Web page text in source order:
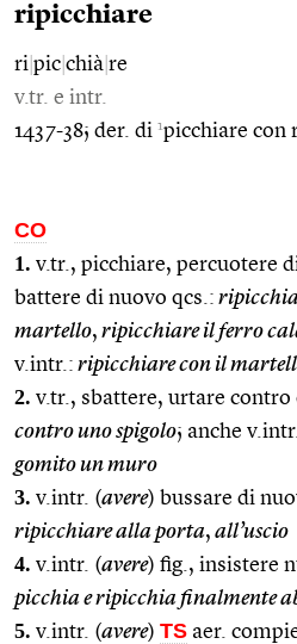
ripicchiare
ri pic chià re
v.tr. e intr.
1437-38; der. di 1picchiare con
CO
1. v.tr., picchiare, percuotere
battere di nuovo qcs.:
martello, ripicchiare il ferro
v.intr.: ripicchiare con il
2. v.tr., sbattere, urtare contro
contro uno spigolo; anche
gomito un muro
3. v.intr. (avere) bussare di
ripicchiare alla porta, all’uscio
4. v.intr. (avere) fig., insistere
picchia e ripicchia finalmente
5. v.intr. (avere) TS aer.